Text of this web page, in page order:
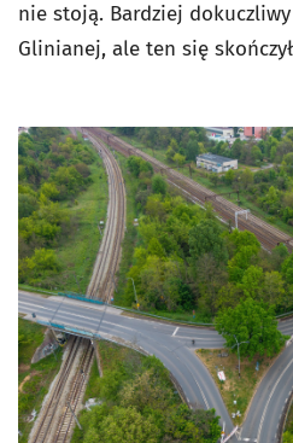
nie stoją. Bardziej
Glinianej, ale ten się